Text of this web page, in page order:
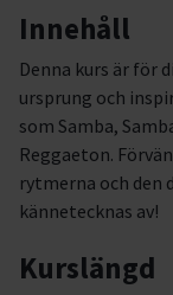
Innehåll
Denna kurs är för
ursprung och
som Samba,
Reggaeton.
rytmerna och den
kännetecknas av!
Kurslängd